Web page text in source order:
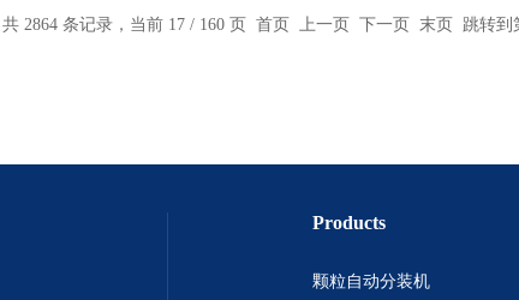
共 2864 条记录，当前 17 / 160 页 首页 上一页 下一页 末页 跳转到
Products
颗粒自动分装机